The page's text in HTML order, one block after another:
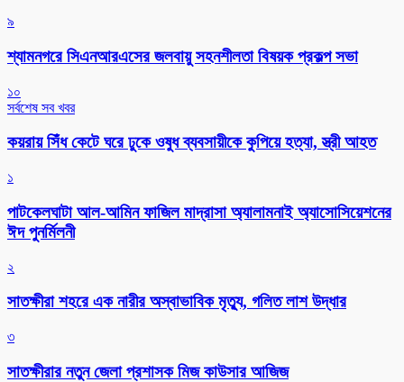
৯
শ্যামনগরে সিএনআরএসের জলবায়ু সহনশীলতা বিষয়ক প্রকল্প সভা
১০
সর্বশেষ সব খবর
কয়রায় সিঁধ কেটে ঘরে ঢুকে ওষুধ ব্যবসায়ীকে কুপিয়ে হত্যা, স্ত্রী আহত
১
পাটকেলঘাটা আল-আমিন ফাজিল মাদ্রাসা অ্যালামনাই অ্যাসোসিয়েশনের
ঈদ পুনর্মিলনী
২
সাতক্ষীরা শহরে এক নারীর অস্বাভাবিক মৃত্যু, গলিত লাশ উদ্ধার
৩
সাতক্ষীরার নতুন জেলা প্রশাসক মিজ কাউসার আজিজ